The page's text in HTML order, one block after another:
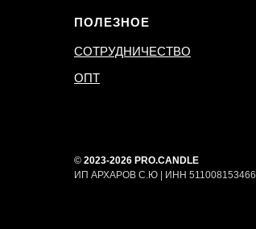
ПОЛЕЗНОЕ
СОТРУДНИЧЕСТВО
ОПТ
© 2023-2026 PRO.CANDLE
ИП АРХАРОВ С.Ю | ИНН 511008153466